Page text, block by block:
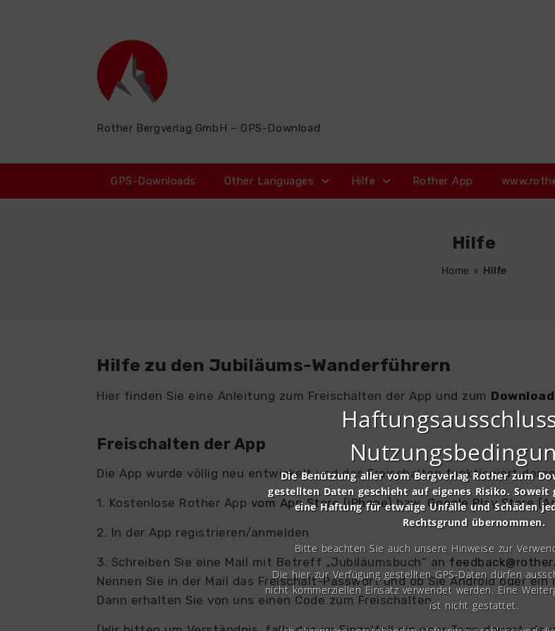
Rother Bergverlag GmbH – GPS-Download
GPS-Downloads Other Languages Hilfe Rother App
Hilfe
Home » Hilfe
Hilfe zu den Jubiläums-Wanderführern
Hier finden Sie eine Anleitung zum Freischalten der App und zum
Freischalten der App
Die App wurde völlig neu entwickelt und das Freischalten funktioniert
1. Kostenlose Rother App vom App Store (iPhone)bzw. Google Play Store
2. In der App registrieren/anmelden
3. Schreiben Sie eine Mail mit Betreff „Jubiläumsbuch“ an
Nennen Sie in der Mail das Freischalt-Passwort und ob Sie Android oder ein
Dann erhalten Sie von uns einen Code zum Freischalten.
Die Benützung aller vom Bergverlag Rother zum
gestellten Daten geschieht auf eigenes Risiko. Soweit
eine Haftung für etwaige Unfälle und Schäden
Rechtsgrund übernommen.
Bitte beachten Sie auch unsere Hinweise zur
Die hier zur Verfügung gestellten GPS-Daten dürfen
nicht kommerziellen Einsatz verwendet werden. Eine
ist nicht gestattet.